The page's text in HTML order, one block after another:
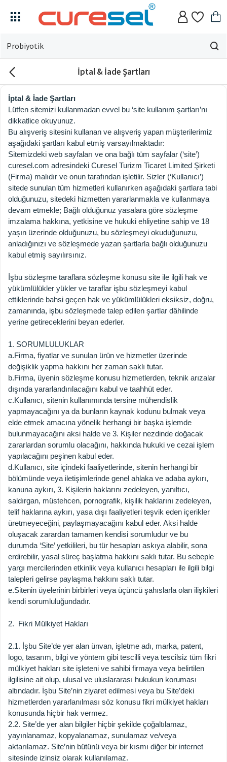
Evin
için
İptal & İade Şartları
İptal & İade Şartları
Lütfen sitemizi kullanmadan evvel bu ‘site kullanım şartları’nı
dikkatlice okuyunuz.
Bu alışveriş sitesini kullanan ve alışveriş yapan müşterilerimiz
aşağıdaki şartları kabul etmiş varsayılmaktadır:
Sitemizdeki web sayfaları ve ona bağlı tüm sayfalar (‘site’)
curesel.com adresindeki Curesel Turizm Ticaret Limited Şirketi
(Firma) malıdır ve onun tarafından işletilir. Sizler (‘Kullanıcı’)
sitede sunulan tüm hizmetleri kullanırken aşağıdaki şartlara tabi
olduğunuzu, sitedeki hizmetten yararlanmakla ve kullanmaya
devam etmekle; Bağlı olduğunuz yasalara göre sözleşme
imzalama hakkına, yetkisine ve hukuki ehliyetine sahip ve 18
yaşın üzerinde olduğunuzu, bu sözleşmeyi okuduğunuzu,
anladığınızı ve sözleşmede yazan şartlarla bağlı olduğunuzu
kabul etmiş sayılırsınız.
İşbu sözleşme taraflara sözleşme konusu site ile ilgili hak ve
yükümlülükler yükler ve taraflar işbu sözleşmeyi kabul
ettiklerinde bahsi geçen hak ve yükümlülükleri eksiksiz, doğru,
zamanında, işbu sözleşmede talep edilen şartlar dâhilinde
yerine getireceklerini beyan ederler.
1. SORUMLULUKLAR
a.Firma, fiyatlar ve sunulan ürün ve hizmetler üzerinde
değişiklik yapma hakkını her zaman saklı tutar.
b.Firma, üyenin sözleşme konusu hizmetlerden, teknik arızalar
dışında yararlandırılacağını kabul ve taahhüt eder.
c.Kullanıcı, sitenin kullanımında tersine mühendislik
yapmayacağını ya da bunların kaynak kodunu bulmak veya
elde etmek amacına yönelik herhangi bir başka işlemde
bulunmayacağını aksi halde ve 3. Kişiler nezdinde doğacak
zararlardan sorumlu olacağını, hakkında hukuki ve cezai işlem
yapılacağını peşinen kabul eder.
d.Kullanıcı, site içindeki faaliyetlerinde, sitenin herhangi bir
bölümünde veya iletişimlerinde genel ahlaka ve adaba aykırı,
kanuna aykırı, 3. Kişilerin haklarını zedeleyen, yanıltıcı,
saldırgan, müstehcen, pornografik, kişilik haklarını zedeleyen,
telif haklarına aykırı, yasa dışı faaliyetleri teşvik eden içerikler
üretmeyeceğini, paylaşmayacağını kabul eder. Aksi halde
oluşacak zarardan tamamen kendisi sorumludur ve bu
durumda ‘Site’ yetkilileri, bu tür hesapları askıya alabilir, sona
erdirebilir, yasal süreç başlatma hakkını saklı tutar. Bu sebeple
yargı mercilerinden etkinlik veya kullanıcı hesapları ile ilgili bilgi
talepleri gelirse paylaşma hakkını saklı tutar.
e.Sitenin üyelerinin birbirleri veya üçüncü şahıslarla olan ilişkileri
kendi sorumluluğundadır.
2. Fikri Mülkiyet Hakları
2.1. İşbu Site’de yer alan ünvan, işletme adı, marka, patent,
logo, tasarım, bilgi ve yöntem gibi tescilli veya tescilsiz tüm fikri
mülkiyet hakları site işleteni ve sahibi firmaya veya belirtilen
ilgilisine ait olup, ulusal ve uluslararası hukukun koruması
altındadır. İşbu Site’nin ziyaret edilmesi veya bu Site’deki
hizmetlerden yararlanılması söz konusu fikri mülkiyet hakları
konusunda hiçbir hak vermez.
2.2. Site’de yer alan bilgiler hiçbir şekilde çoğaltılamaz,
yayınlanamaz, kopyalanamaz, sunulamaz ve/veya
aktarılamaz. Site’nin bütünü veya bir kısmı diğer bir internet
sitesinde izinsiz olarak kullanılamaz.